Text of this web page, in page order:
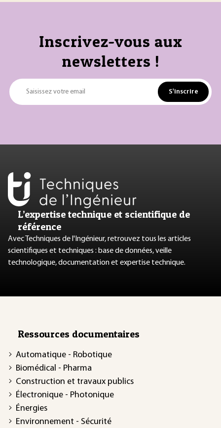
Inscrivez-vous aux
newsletters !
Saisissez votre email S'inscrire
L’expertise technique et scientifique de
référence
Avec Techniques de l'Ingénieur, retrouvez tous les articles
scientifiques et techniques : base de données, veille
technologique, documentation et expertise technique.
Ressources documentaires
Automatique - Robotique
Biomédical - Pharma
Construction et travaux publics
Électronique - Photonique
Énergies
Environnement - Sécurité